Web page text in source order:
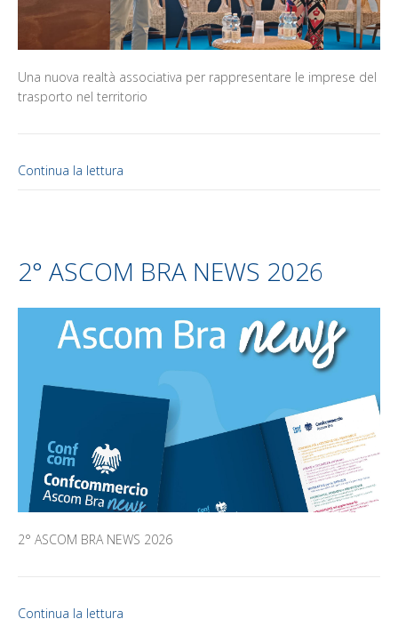
Una nuova realtà associativa per rappresentare le imprese del
trasporto nel territorio
Continua la lettura
2° ASCOM BRA NEWS 2026
2° ASCOM BRA NEWS 2026
Continua la lettura